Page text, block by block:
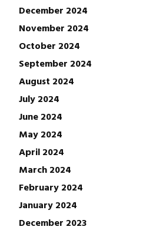
December 2024
November 2024
October 2024
September 2024
August 2024
July 2024
June 2024
May 2024
April 2024
March 2024
February 2024
January 2024
December 2023